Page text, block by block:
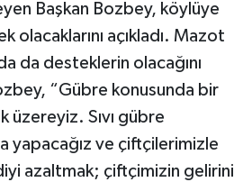
Başkan Bozbey, köylüye
olacaklarını açıkladı. Mazot
da desteklerin olacağını
“Gübre konusunda bir
üzereyiz. Sıvı gübre
yapacağız ve çiftçilerimizle
azaltmak; çiftçimizin gelirini